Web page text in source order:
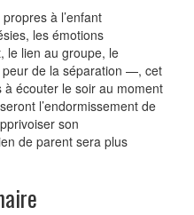
à l’enfant
les émotions
le lien au groupe, le
de la séparation —, cet
écouter le soir au moment
l’endormissement de
son
de parent sera plus